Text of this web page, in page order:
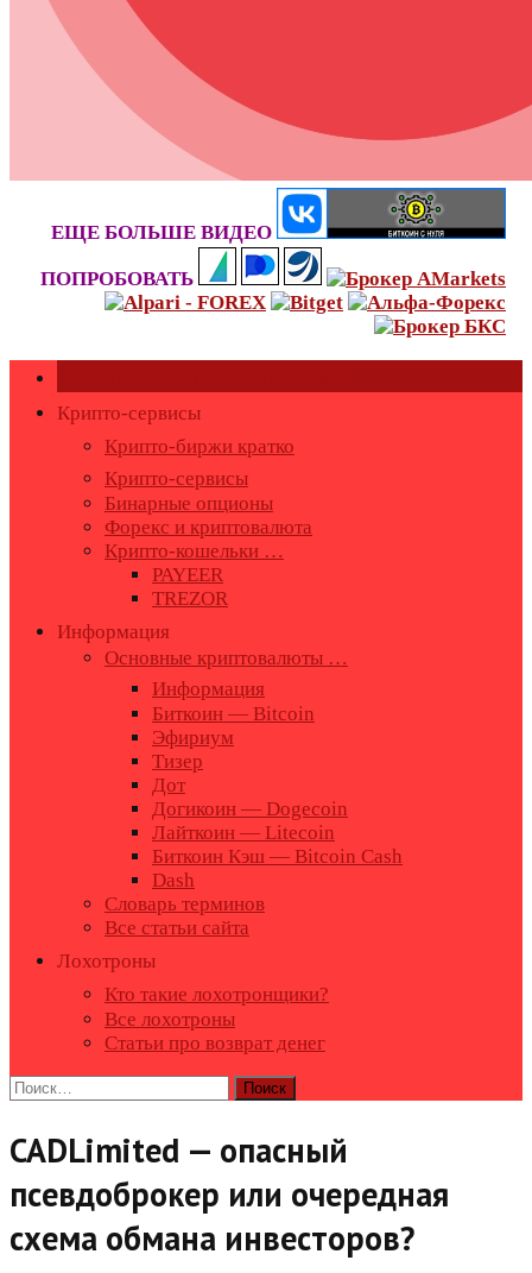
ЕЩЕ БОЛЬШЕ ВИДЕО
ПОПРОБОВАТЬ
Крипто-сервисы
Крипто-биржи кратко
Крипто-сервисы
Бинарные опционы
Форекс и криптовалюта
Крипто-кошельки …
PAYEER
TREZOR
Информация
Основные криптовалюты …
Информация
Биткоин — Bitcoin
Эфириум
Тизер
Дот
Догикоин — Dogecoin
Лайткоин — Litecoin
Биткоин Кэш — Bitcoin Cash
Dash
Словарь терминов
Все статьи сайта
Лохотроны
Кто такие лохотронщики?
Все лохотроны
Статьи про возврат денег
Найти:
CADLimited — опасный
псевдоброкер или очередная
схема обмана инвесторов?